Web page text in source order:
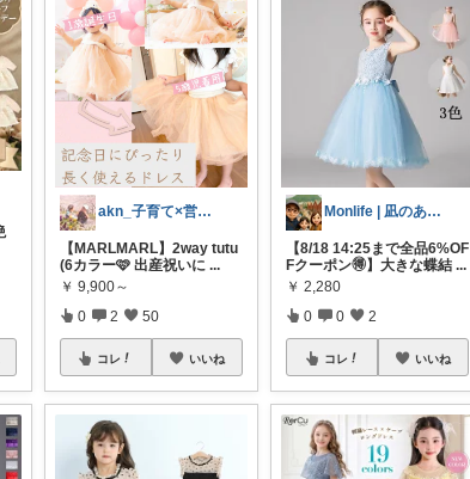
akn_子育て×営業 買って良かったもの
【MARLMARL】2way tutu
(6カラー🩷 出産祝いに ...
￥ 9,900～
0 2 50
コレ いいね
Monlife | 凪のある暮らし
【8/18 14:25まで全品6%OF
Fクーポン🉐】大きな蝶結 ...
￥ 2,280
0 0 2
コレ いいね